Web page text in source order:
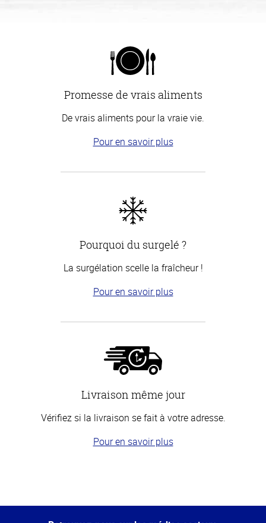
Promesse de vrais aliments
De vrais aliments pour la vraie vie.
Pour en savoir plus
Pourquoi du surgelé ?
La surgélation scelle la fraîcheur !
Pour en savoir plus
Livraison même jour
Vérifiez si la livraison se fait à votre adresse.
Pour en savoir plus
de la